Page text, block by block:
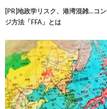
[PR]地政学リスク、港湾混雑…コ
ジ方法「FFA」とは